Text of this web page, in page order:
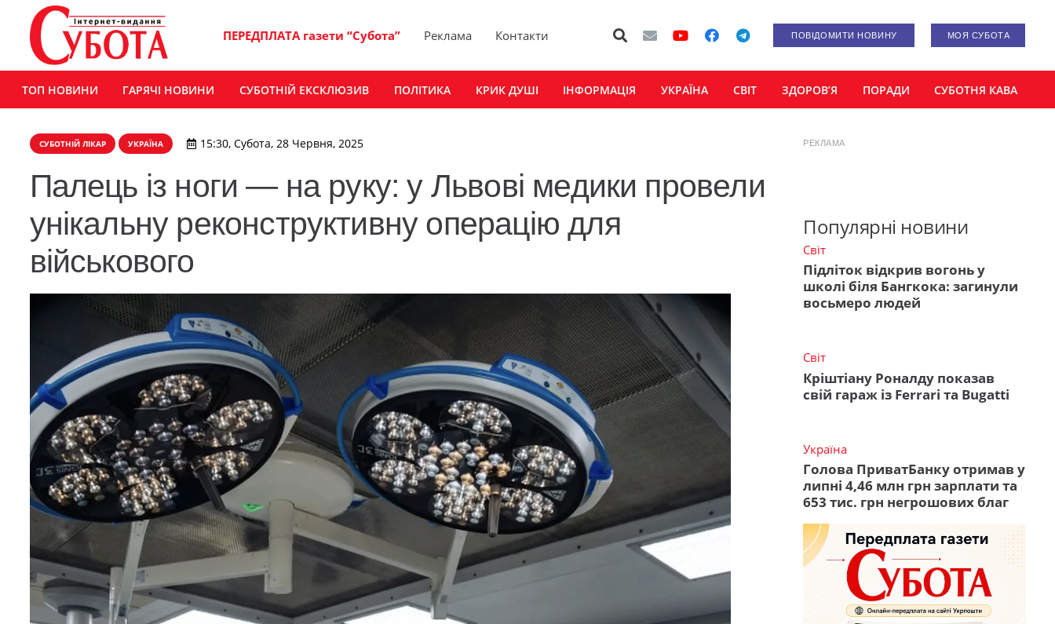
ПЕРЕДПЛАТА газети “Субота” Реклама Контакти ПОВІДОМИТИ НОВИНУ МОЯ СУБОТА
ТОП НОВИНИ ГАРЯЧІ НОВИНИ СУБОТНІЙ ЕКСКЛЮЗИВ ПОЛІТИКА КРИК ДУШІ ІНФОРМАЦІЯ УКРАЇНА СВІТ ЗДОРОВ’Я ПОРАДИ СУБОТНЯ КАВА
СУБОТНІЙ ЛІКАР УКРАЇНА 15:30, Субота, 28 Червня, 2025
Палець із ноги — на руку: у Львові медики провели
унікальну реконструктивну операцію для
військового
РЕКЛАМА
Популярні новини
Світ
Підліток відкрив вогонь у
школі біля Бангкока: загинули
восьмеро людей
Світ
Кріштіану Роналду показав
свій гараж із Ferrari та Bugatti
Україна
Голова ПриватБанку отримав у
липні 4,46 млн грн зарплати та
653 тис. грн негрошових благ